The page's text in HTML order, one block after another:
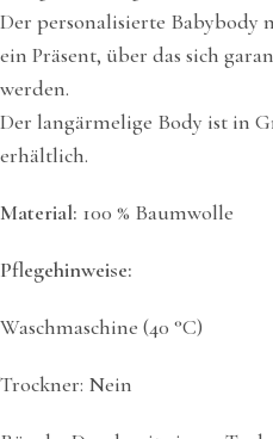
Der personalisierte
ein Präsent, über das sich
werden.
Der langärmelige Body ist in
erhältlich.
Material: 100 % Baumwolle
Pflegehinweise:
Waschmaschine (40 °C)
Trockner: Nein